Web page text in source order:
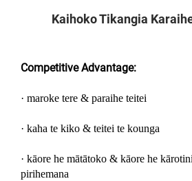
Kaihoko Tikangia
Competitive Advantage:
· maroke tere & paraihe teitei
· kaha te kiko & teitei te kounga
· kāore he mātātoko & kāore he
pirihemana